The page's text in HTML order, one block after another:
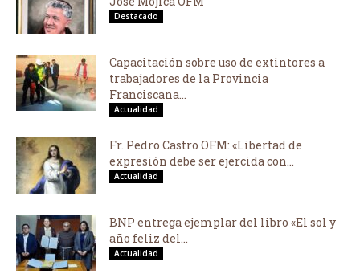
Destacado
Capacitación sobre uso de extintores a
trabajadores de la Provincia
Franciscana...
Actualidad
Fr. Pedro Castro OFM: «Libertad de
expresión debe ser ejercida con...
Actualidad
BNP entrega ejemplar del libro «El sol y
año feliz del...
Actualidad